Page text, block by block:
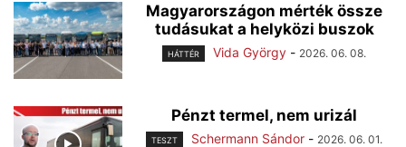
Magyarországon mérték össze
tudásukat a helyközi buszok
HÁTTÉR Vida György - 2026. 06. 08.
Pénzt termel, nem urizál
TESZT Schermann Sándor - 2026. 06. 01.